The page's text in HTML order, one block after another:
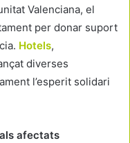
Valenciana, el
per donar suport
Hotels,
diverses
l’esperit solidari
afectats